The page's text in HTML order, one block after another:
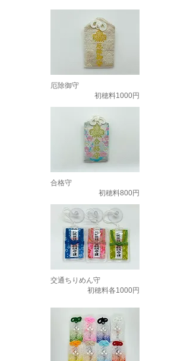
厄除御守
初穂料1000円
合格守
初穂料800円
交通ちりめん守
初穂料各1000円